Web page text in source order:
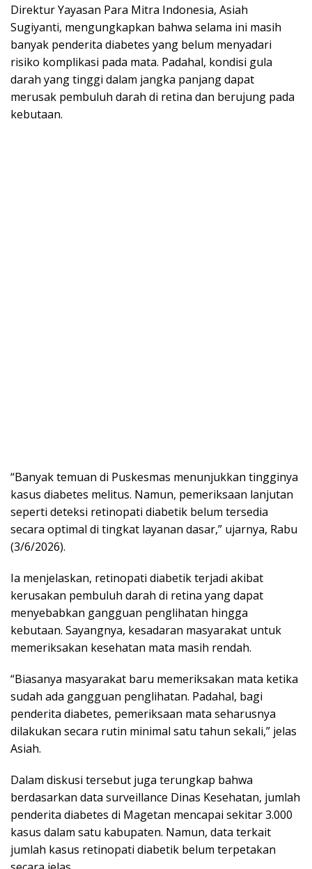
Direktur Yayasan Para Mitra Indonesia, Asiah
Sugiyanti, mengungkapkan bahwa selama ini masih
banyak penderita diabetes yang belum menyadari
risiko komplikasi pada mata. Padahal, kondisi gula
darah yang tinggi dalam jangka panjang dapat
merusak pembuluh darah di retina dan berujung pada
kebutaan.
“Banyak temuan di Puskesmas menunjukkan tingginya
kasus diabetes melitus. Namun, pemeriksaan lanjutan
seperti deteksi retinopati diabetik belum tersedia
secara optimal di tingkat layanan dasar,” ujarnya, Rabu
(3/6/2026).
Ia menjelaskan, retinopati diabetik terjadi akibat
kerusakan pembuluh darah di retina yang dapat
menyebabkan gangguan penglihatan hingga
kebutaan. Sayangnya, kesadaran masyarakat untuk
memeriksakan kesehatan mata masih rendah.
“Biasanya masyarakat baru memeriksakan mata ketika
sudah ada gangguan penglihatan. Padahal, bagi
penderita diabetes, pemeriksaan mata seharusnya
dilakukan secara rutin minimal satu tahun sekali,” jelas
Asiah.
Dalam diskusi tersebut juga terungkap bahwa
berdasarkan data surveillance Dinas Kesehatan, jumlah
penderita diabetes di Magetan mencapai sekitar 3.000
kasus dalam satu kabupaten. Namun, data terkait
jumlah kasus retinopati diabetik belum terpetakan